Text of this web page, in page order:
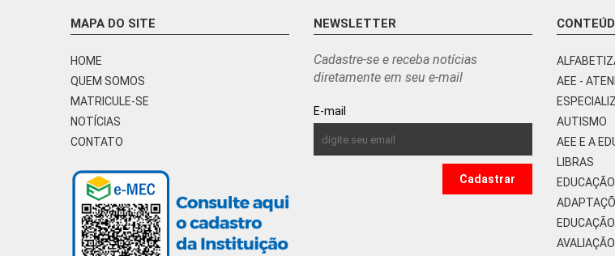
MAPA DO SITE
HOME
QUEM SOMOS
MATRICULE-SE
NOTÍCIAS
CONTATO
NEWSLETTER
Cadastre-se e receba notícias
diretamente em seu e-mail
E-mail
AEE -
AUTISMO
AEE E A
LIBRAS